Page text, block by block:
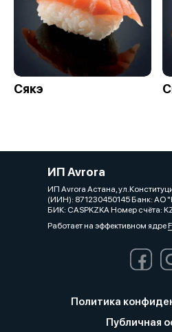
Сякэ
ИП Avrora
ИП Avrora Астана,
(ИИН): 871230450145 Банк: АО
БИК: CASPKZKA Номер счёта:
Работает на эффективном ядре
Политика
Публичная